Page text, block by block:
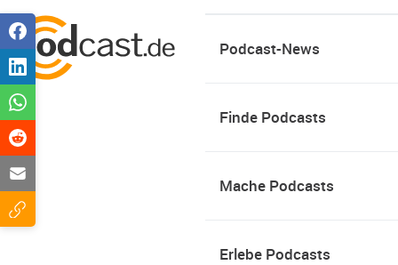
Podcast-News
Finde Podcasts
Mache Podcasts
Erlebe Podcasts